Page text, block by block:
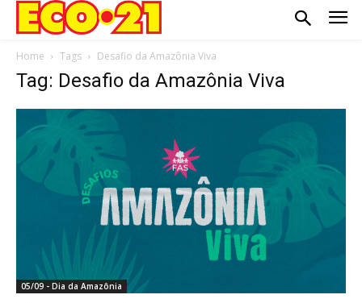
Home Tags Desafio da Amazônia Viva
Tag: Desafio da Amazônia Viva
05/09 - Dia da Amazônia